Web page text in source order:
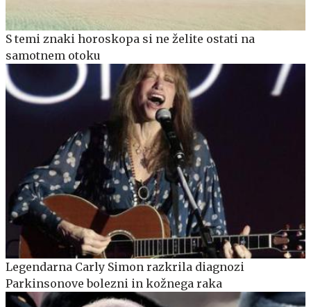
S temi znaki horoskopa si ne želite ostati na
samotnem otoku
Legendarna Carly Simon razkrila diagnozi
Parkinsonove bolezni in kožnega raka